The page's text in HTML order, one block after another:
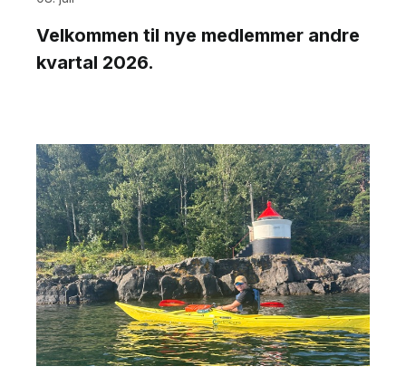
Velkommen til nye medlemmer andre
kvartal 2026.